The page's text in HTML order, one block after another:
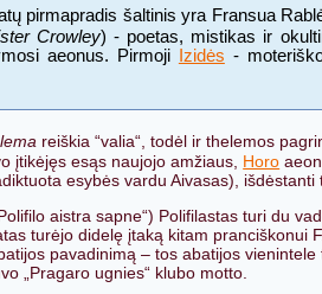
pirmapradis šaltinis yra Fransua
Crowley) - poetas, mistikas ir
aeonus. Pirmoji Izidės -
reiškia “valia“, todėl ir thelemos
įtikėjęs esąs naujojo amžiaus, Horo
esybės vardu Aivasas), išdėstanti
aistra sapne“) Polifilastas turi du
turėjo didelę įtaką kitam pranciškonui
pavadinimą – tos abatijos vienintele
„Pragaro ugnies“ klubo motto.